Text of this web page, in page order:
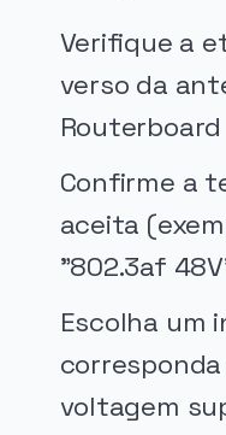
Verifique a
verso da
Confirme a
aceita
"802.3af
Escolha um
voltagem